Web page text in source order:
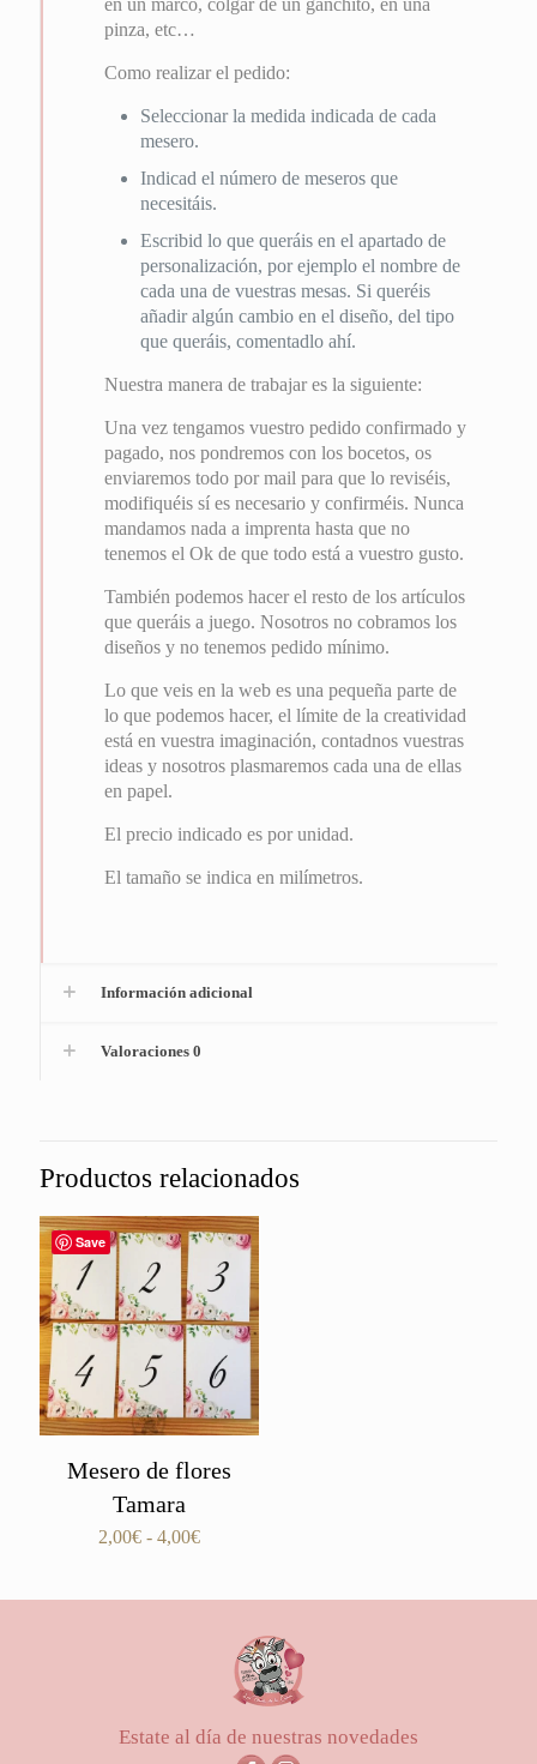
en un marco, colgar de un ganchito, en una
pinza, etc…
Como realizar el pedido:
Seleccionar la medida indicada de cada
mesero.
Indicad el número de meseros que
necesitáis.
Escribid lo que queráis en el apartado de
personalización, por ejemplo el nombre de
cada una de vuestras mesas. Si queréis
añadir algún cambio en el diseño, del tipo
que queráis, comentadlo ahí.
Nuestra manera de trabajar es la siguiente:
Una vez tengamos vuestro pedido confirmado y
pagado, nos pondremos con los bocetos, os
enviaremos todo por mail para que lo reviséis,
modifiquéis sí es necesario y confirméis. Nunca
mandamos nada a imprenta hasta que no
tenemos el Ok de que todo está a vuestro gusto.
También podemos hacer el resto de los artículos
que queráis a juego. Nosotros no cobramos los
diseños y no tenemos pedido mínimo.
Lo que veis en la web es una pequeña parte de
lo que podemos hacer, el límite de la creatividad
está en vuestra imaginación, contadnos vuestras
ideas y nosotros plasmaremos cada una de ellas
en papel.
El precio indicado es por unidad.
El tamaño se indica en milímetros.
Información adicional
Valoraciones 0
Productos relacionados
Save
Mesero de flores
Tamara
2,00€ - 4,00€Rango
hasta
4,00€
Estate al día de nuestras novedades